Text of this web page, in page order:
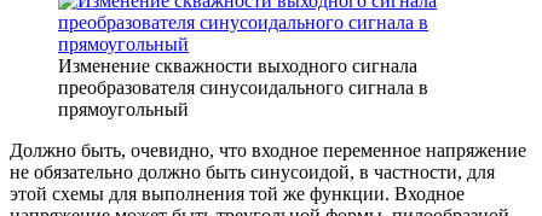
Изменение скважности выходного сигнала
преобразователя синусоидального сигнала в
прямоугольный
Должно быть, очевидно, что входное переменное напряжение
не обязательно должно быть синусоидой, в частности, для
этой схемы для выполнения той же функции. Входное